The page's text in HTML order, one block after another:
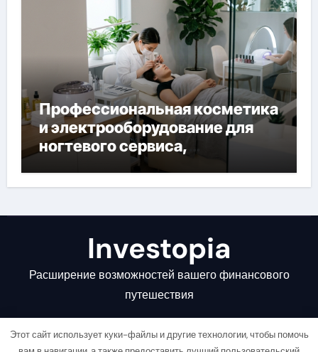
Профессиональная косметика
и электрооборудование для
ногтевого сервиса,
наращивания ресниц и
депиляции
Investopia
Расширение возможностей вашего финансового
путешествия
Этот сайт использует куки-файлы и другие технологии, чтобы помочь